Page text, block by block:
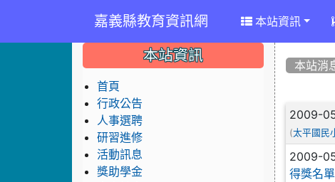
嘉義縣教育資訊網 本站資訊
本站消
文
2009-
(太平國民
2009-
得獎名
::: 本站資訊
首頁
行政公告
人事選聘
研習進修
活動訊息
獎助學金